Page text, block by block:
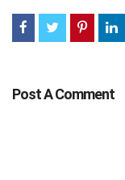
Post A Comment